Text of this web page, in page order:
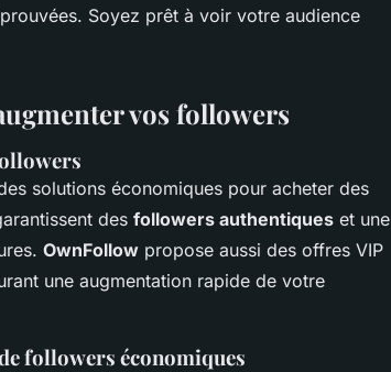
Soyez prêt à voir votre audience
vos followers
solutions économiques pour acheter des
des followers authentiques et une
OwnFollow propose aussi des offres VIP
une augmentation rapide de votre
followers économiques